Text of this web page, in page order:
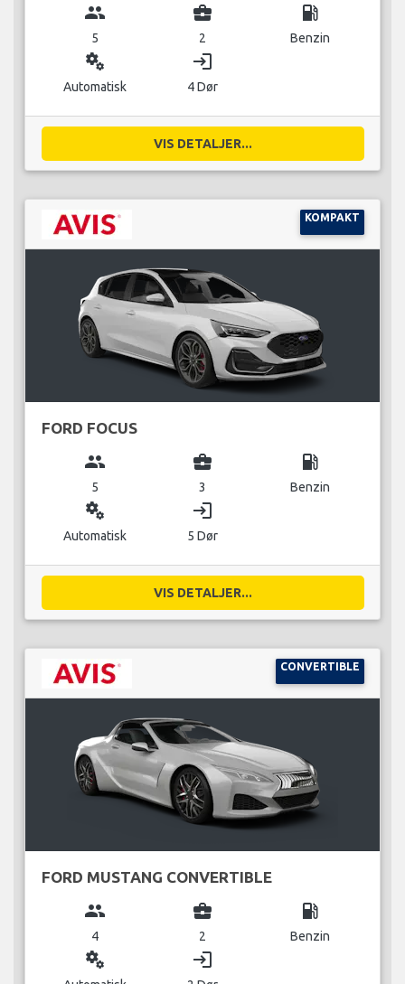
group
5
business_center
2
local_gas_station
Benzin
miscellaneous_services
Automatisk
login
4 Dør
VIS DETALJER...
KOMPAKT
FORD FOCUS
group
5
business_center
3
local_gas_station
Benzin
miscellaneous_services
Automatisk
login
5 Dør
VIS DETALJER...
CONVERTIBLE
FORD MUSTANG CONVERTIBLE
group
4
business_center
2
local_gas_station
Benzin
miscellaneous_services login